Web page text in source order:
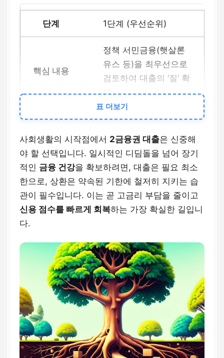
1단계 (우선순위)
정책 서민금융(햇살론
유스 등)을 최우선으로
검토하여 대출의 ‘질’ 확
보
2금융권 유형별 특성 이
해 및 ‘가조회’를 통한 금
리/한도 심층 비교
3단계 (실행 기준)
30% 이내로 엄수하여
상환 여력 확보
4단계 (사후 관리)
연체 금지, 대출 잔액 집
중 감축, 신용카드 적정
사용을 통한 신용 점수
표 더보기
사회생활의 시작점에서 2금융권 대출은 신중해
야 할 선택입니다. 일시적인 디딤돌을 넘어 장기
적인 금융 건강을 확보하려면, 대출은 필요 최소
한으로, 상환은 약속된 기한에 철저히 지키는 습
관이 필수입니다. 이는 곧 고금리 부담을 줄이고
신용 점수를 빠르게 회복하는 가장 확실한 길입니
다.